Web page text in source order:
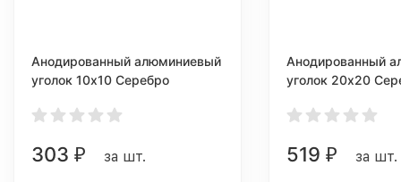
Анодированный алюминиевый
уголок 10х10 Серебро
303 ₽ за шт.
Анодированный
уголок 20х20
519 ₽ за шт.